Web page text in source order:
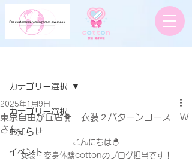
カテゴリー選択
お知らせ
イベント
カテゴリー選択
東京自由が丘店🐥 衣装２パターンコース W
さん
2025年1月9日
こんにちは🐣
女装・変身体験cottonのブログ担当です！